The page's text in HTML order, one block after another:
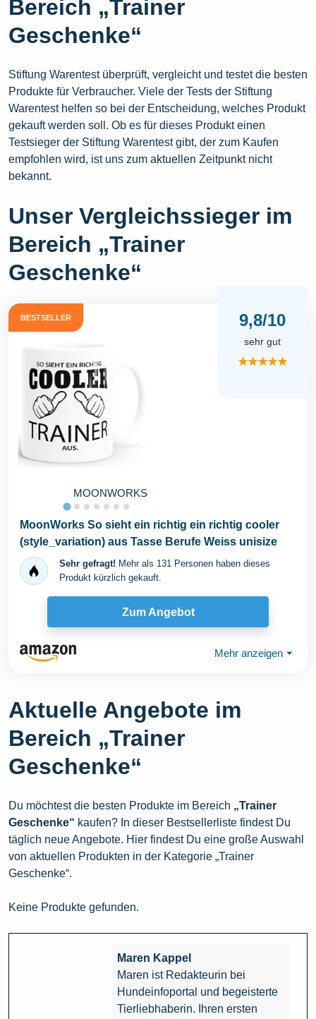
Bereich „Trainer
Geschenke“
Stiftung Warentest überprüft, vergleicht und testet die besten
Produkte für Verbraucher. Viele der Tests der Stiftung
Warentest helfen so bei der Entscheidung, welches Produkt
gekauft werden soll. Ob es für dieses Produkt einen
Testsieger der Stiftung Warentest gibt, der zum Kaufen
empfohlen wird, ist uns zum aktuellen Zeitpunkt nicht
bekannt.
Unser Vergleichssieger im
Bereich „Trainer
Geschenke“
BESTSELLER
MOONWORKS
9,8/10
sehr gut
★★★★★
MoonWorks So sieht ein richtig ein richtig cooler
(style_variation) aus Tasse Berufe Weiss unisize
Sehr gefragt! Mehr als 131 Personen haben dieses
Produkt kürzlich gekauft.
Zum Angebot
Mehr anzeigen ⏷
Aktuelle Angebote im
Bereich „Trainer
Geschenke“
Du möchtest die besten Produkte im Bereich „Trainer
Geschenke“ kaufen? In dieser Bestsellerliste findest Du
täglich neue Angebote. Hier findest Du eine große Auswahl
von aktuellen Produkten in der Kategorie „Trainer
Geschenke“.
Keine Produkte gefunden.
Maren Kappel
Maren ist Redakteurin bei
Hundeinfoportal und begeisterte
Tierliebhaberin. Ihren ersten